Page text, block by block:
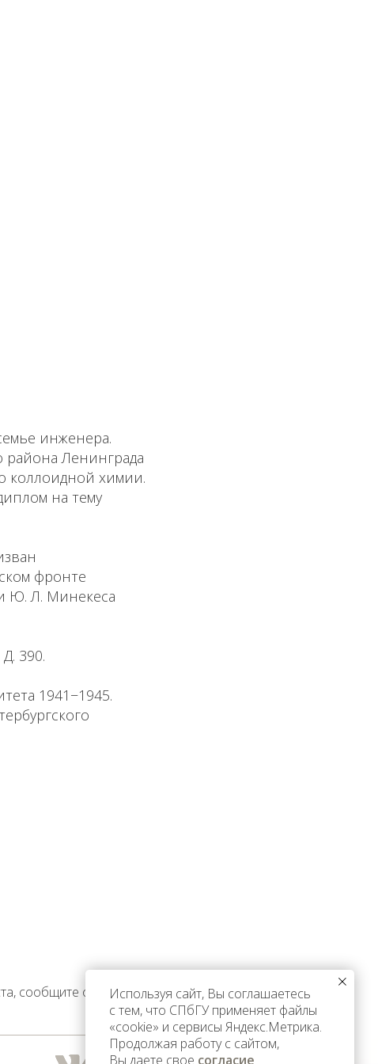
инженера.
Ленинграда
коллоидной химии.
на тему
фронте
Ю. Л. Минекеса
390.
1941−1945.
сообщите об этомИспользуя сайт, Вы соглашаетесь
с тем, что СПбГУ применяет файлы
«cookie» и сервисы Яндекс.Метрика.
Продолжая работу с сайтом,
Вы даете свое согласие